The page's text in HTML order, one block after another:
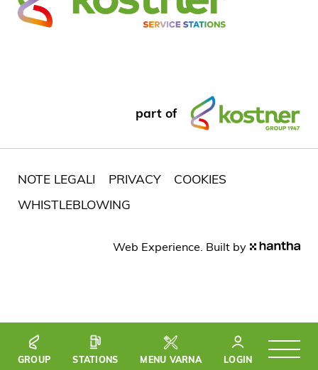
LOGIN
MENU VARNA
STATIONS
GROUP
part of
NOTE LEGALI PRIVACY
COOKIES
WHISTLEBLOWING
Web Experience. Built by